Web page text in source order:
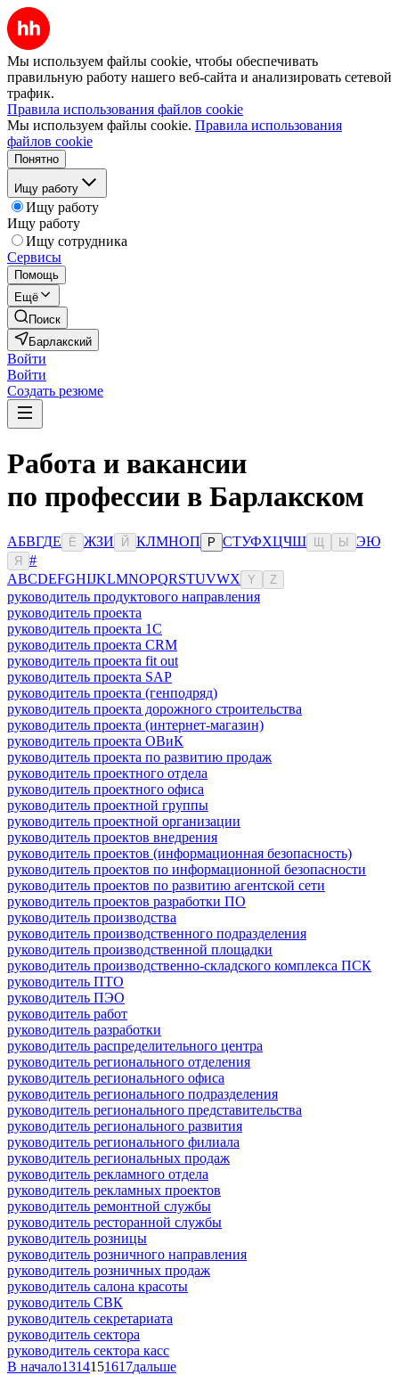
Мы используем файлы cookie, чтобы обеспечивать
правильную работу нашего веб-сайта и анализировать сетевой
трафик.
Правила использования файлов cookie
Мы используем файлы cookie. Правила использования
файлов cookie
Понятно
Ищу работу
Ищу работу
Ищу работу
Ищу сотрудника
Сервисы
Помощь
Ещё
Поиск
Барлакский
Войти
Войти
Создать резюме
Работа и вакансии
по профессии в Барлакском
АБВГДЕ Ё ЖЗИ Й КЛМНОП Р СТУФХЦЧШ Ы ЭЮ
Я
#
ABCDEFGHIJKLMNOPQRSTUVWX Y Z
руководитель продуктового направления
руководитель проекта
руководитель проекта 1C
руководитель проекта CRM
руководитель проекта fit out
руководитель проекта SAP
руководитель проекта (генподряд)
руководитель проекта дорожного строительства
руководитель проекта (интернет-магазин)
руководитель проекта ОВиК
руководитель проекта по развитию продаж
руководитель проектного отдела
руководитель проектного офиса
руководитель проектной группы
руководитель проектной организации
руководитель проектов внедрения
руководитель проектов (информационная безопасность)
руководитель проектов по информационной безопасности
руководитель проектов по развитию агентской сети
руководитель проектов разработки ПО
руководитель производства
руководитель производственного подразделения
руководитель производственной площадки
руководитель производственно-складского комплекса ПСК
руководитель ПТО
руководитель ПЭО
руководитель работ
руководитель разработки
руководитель распределительного центра
руководитель регионального отделения
руководитель регионального офиса
руководитель регионального подразделения
руководитель регионального представительства
руководитель регионального развития
руководитель регионального филиала
руководитель региональных продаж
руководитель рекламного отдела
руководитель рекламных проектов
руководитель ремонтной службы
руководитель ресторанной службы
руководитель розницы
руководитель розничного направления
руководитель розничных продаж
руководитель салона красоты
руководитель СВК
руководитель секретариата
руководитель сектора
руководитель сектора касс
В начало1314151617дальше